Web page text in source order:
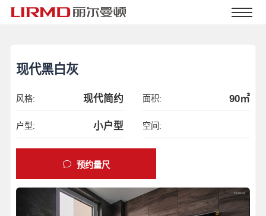
现代黑白灰
风格: 现代简约 面积: 90㎡
户型: 小户型 空间:
预约量尺